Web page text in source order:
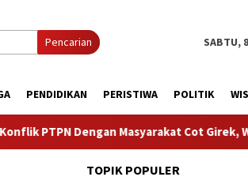
Pencarian SABTU,
PENDIDIKAN PERISTIWA POLITIK
Cot Girek, Warga Sampaikan
TOPIK POPULER